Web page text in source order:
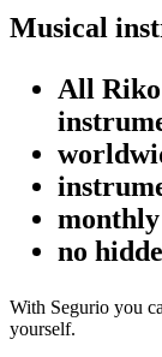
Musical
All
no
With Segurio you
yourself.